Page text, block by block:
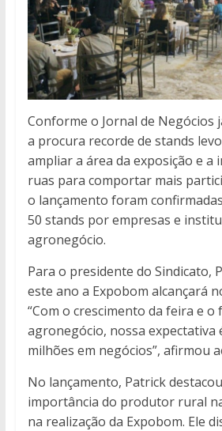
Conforme o Jornal de Negócios
a procura recorde de stands
ampliar a área da exposição e a
ruas para comportar mais
o lançamento foram
50 stands por empresas e
agronegócio.
Para o presidente do Sindicato,
este ano a Expobom alcançará
“Com o crescimento da feira e
agronegócio, nossa expectativa
milhões em negócios”, afirmou
No lançamento, Patrick
importância do produtor rural
na realização da Expobom. Ele